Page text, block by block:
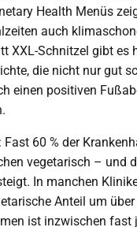
Health Menüs
auch
XXL-Schnitzel gibt es
die nicht nur gut
einen positiven
Fast 60 % der
vegetarisch – und
In manchen
Anteil um über
ist inzwischen fast